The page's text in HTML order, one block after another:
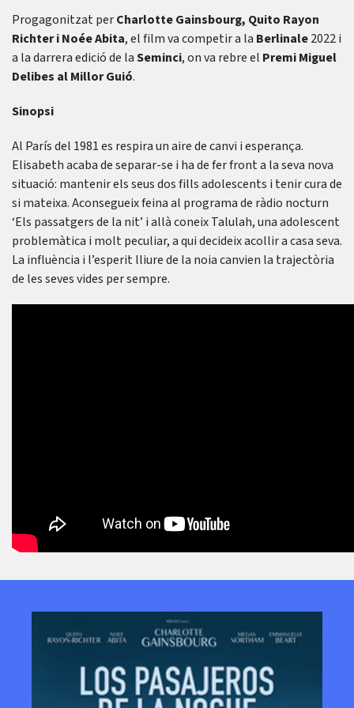
Progagonitzat perCharlotte Gainsbourg, Quito Rayon
Richter i Noée Abita, el film va competir a la Berlinale2022 i
a la darrera edició de laSeminci, on va rebre el Premi Miguel
Delibes al Millor Guió.
Sinopsi
Al París del 1981 es respira un aire de canvi i esperança.
Elisabeth acaba de separar-se i ha de fer front a la seva nova
situació: mantenir els seus dos fills adolescents i tenir cura de
si mateixa. Aconsegueix feina al programa de ràdio nocturn
‘Els passatgers de la nit’ i allà coneix Talulah, una adolescent
problemàtica i molt peculiar, a qui decideix acollir a casa seva.
La influència i l’esperit lliure de la noia canvien la trajectòria
de les seves vides per sempre.